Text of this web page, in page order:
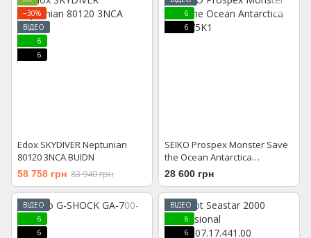
−30%
ВІДЕО
6
6
Edox SKYDIVER Neptunian
80120 3NCA BUIDN
58 758 грн 83 940 грн
6
6
SEIKO Prospex Monster Save
the Ocean Antarctica
SRPH75K1
28 600 грн
ВІДЕО
6
6
ВІДЕО
6
6